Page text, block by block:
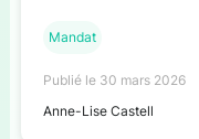
Mandat
Publié le 30 mars 2026
Anne-Lise Castell